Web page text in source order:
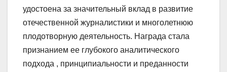
удостоена за значительный вклад в развитие
отечественной журналистики и многолетнюю
плодотворную деятельность. Награда стала
признанием ее глубокого аналитического
подхода , принципиальности и преданности